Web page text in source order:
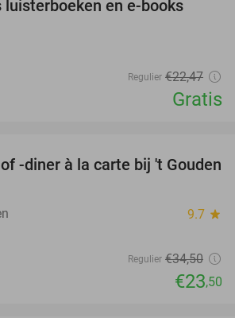
luisterboeken en e-books
Regulier €22,47
Gratis
32%
-diner à la carte bij 't Gouden
9.7 star
Regulier €34,50
€23,50